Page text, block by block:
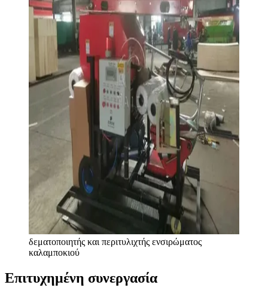
δεματοποιητής και περιτυλιχτής ενσιρώματος
καλαμποκιού
Επιτυχημένη συνεργασία